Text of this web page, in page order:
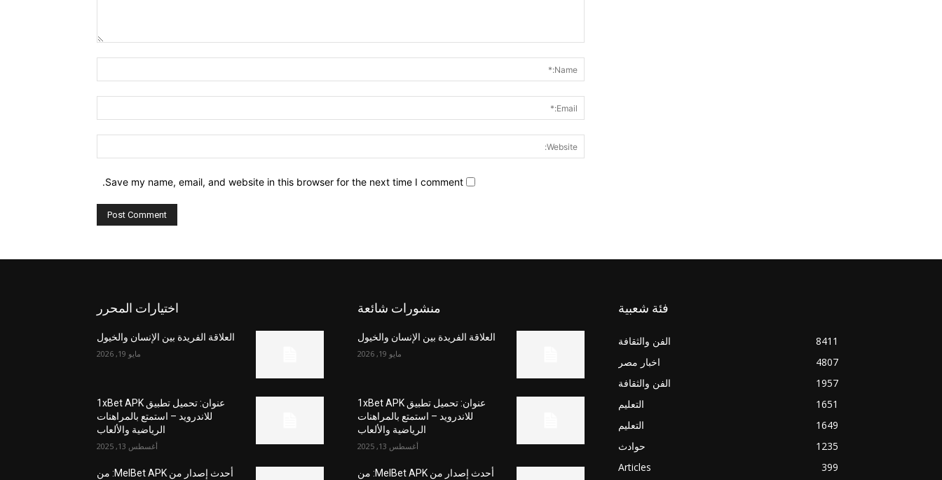
Save my name, email, and website in this browser for the next time I comment.
اختيارات المحرر
العلاقة الفريدة بين الإنسان والخيول
مايو 19, 2026
عنوان: تحميل تطبيق 1xBet APK
للاندرويد – استمتع بالمراهنات
الرياضية والألعاب
أغسطس 13, 2025
أحدث إصدار من MelBet APK: من
منشورات شائعة
العلاقة الفريدة بين الإنسان والخيول
مايو 19, 2026
عنوان: تحميل تطبيق 1xBet APK
للاندرويد – استمتع بالمراهنات
الرياضية والألعاب
أغسطس 13, 2025
أحدث إصدار من MelBet APK: من
فئة شعبية
الفن والثقافة
8411
اخبار مصر
4807
الفن والثقافة
1957
التعليم
1651
التعليم
1649
حوادث
1235
Articles
399